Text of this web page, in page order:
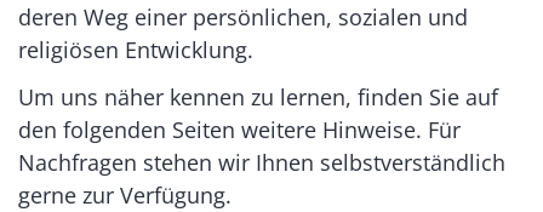
deren Weg einer persönlichen, sozialen und
religiösen Entwicklung.
Um uns näher kennen zu lernen, finden Sie auf
den folgenden Seiten weitere Hinweise. Für
Nachfragen stehen wir Ihnen selbstverständlich
gerne zur Verfügung.